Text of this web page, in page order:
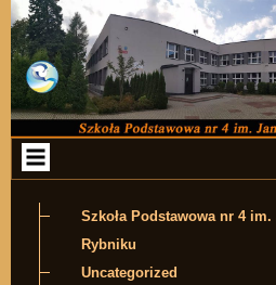
Szkoła Podstawowa nr 4 im.
Rybniku
Uncategorized